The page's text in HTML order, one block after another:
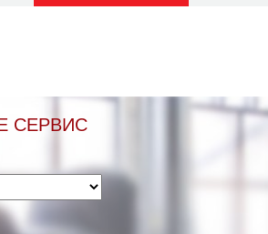
СЕРВИС